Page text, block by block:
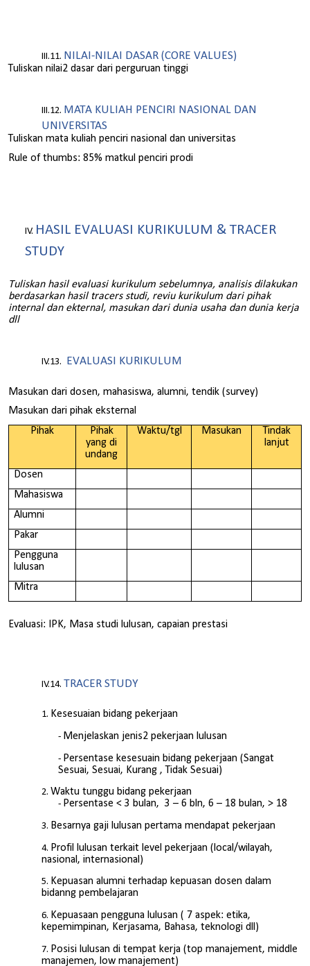
NILAI-NILAI DASAR (CORE VALUES)
Tuliskan nilai2 dasar dari perguruan tinggi
MATA KULIAH PENCIRI NASIONAL DAN
UNIVERSITAS
Tuliskan mata kuliah penciri nasional dan universitas
Rule of thumbs: 85% matkul penciri prodi
HASIL EVALUASI KURIKULUM & TRACER
STUDY
Tuliskan hasil evaluasi kurikulum sebelumnya, analisis dilakukan
berdasarkan hasil tracers studi, reviu kurikulum dari pihak
internal dan ekternal, masukan dari dunia usaha dan dunia kerja
dll
EVALUASI KURIKULUM
Masukan dari dosen, mahasiswa, alumni, tendik (survey)
Masukan dari pihak eksternal
Pihak
Pihak
yang di
undang
Waktu/tgl Masukan
Tindak
lanjut
Dosen
Mahasiswa
Alumni
Pakar
Pengguna
lulusan
Mitra
Evaluasi: IPK, Masa studi lulusan, capaian prestasi
TRACER STUDY
Kesesuaian bidang pekerjaan
Menjelaskan jenis2 pekerjaan lulusan
Persentase kesesuain bidang pekerjaan (Sangat
Sesuai, Sesuai, Kurang , Tidak Sesuai)
Waktu tunggu bidang pekerjaan
Persentase < 3 bulan, 3 – 6 bln, 6 – 18 bulan, > 18
Besarnya gaji lulusan pertama mendapat pekerjaan
Profil lulusan terkait level pekerjaan (local/wilayah,
nasional, internasional)
Kepuasan alumni terhadap kepuasan dosen dalam
bidanng pembelajaran
Kepuasaan pengguna lulusan ( 7 aspek: etika,
kepemimpinan, Kerjasama, Bahasa, teknologi dll)
Posisi lulusan di tempat kerja (top manajement, middle
manajemen, low manajement)